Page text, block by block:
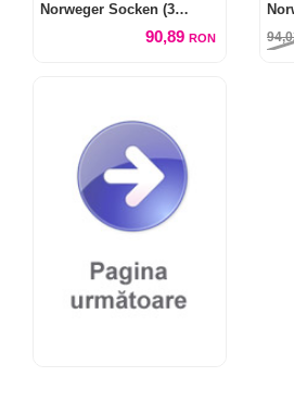
Norweger Socken (3
90,89 RON
(2